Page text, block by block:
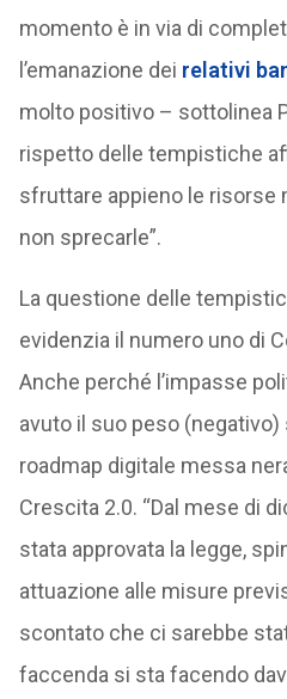
momento è in via di
l’emanazione dei relativi
molto positivo – sottolinea
rispetto delle tempistiche
sfruttare appieno le risorse
non sprecarle”.
La questione delle
evidenzia il numero uno di
Anche perché l’impasse
avuto il suo peso (negativo)
roadmap digitale messa
Crescita 2.0. “Dal mese di
stata approvata la legge,
attuazione alle misure
scontato che ci sarebbe
faccenda si sta facendo